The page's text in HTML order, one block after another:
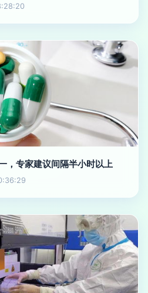
，专家建议间隔半小时以上